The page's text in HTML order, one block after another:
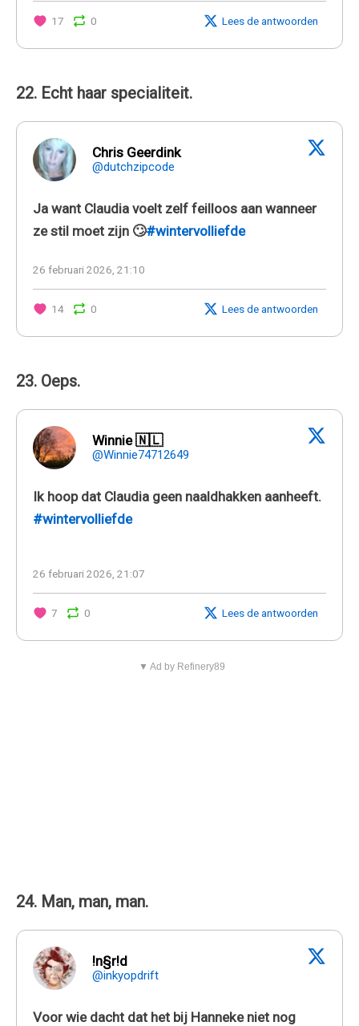
17 0 Lees de antwoorden
22. Echt haar specialiteit.
Chris Geerdink
@dutchzipcode
Ja want Claudia voelt zelf feilloos aan wanneer
ze stil moet zijn 🙄#wintervolliefde
26 februari 2026, 21:10
14 0 Lees de antwoorden
23. Oeps.
Winnie 🇳🇱
@Winnie74712649
Ik hoop dat Claudia geen naaldhakken aanheeft.
#wintervolliefde
26 februari 2026, 21:07
7 0 Lees de antwoorden
▼ Ad by Refinery89
24. Man, man, man.
!n§r!d
@inkyopdrift
Voor wie dacht dat het bij Hanneke niet nog